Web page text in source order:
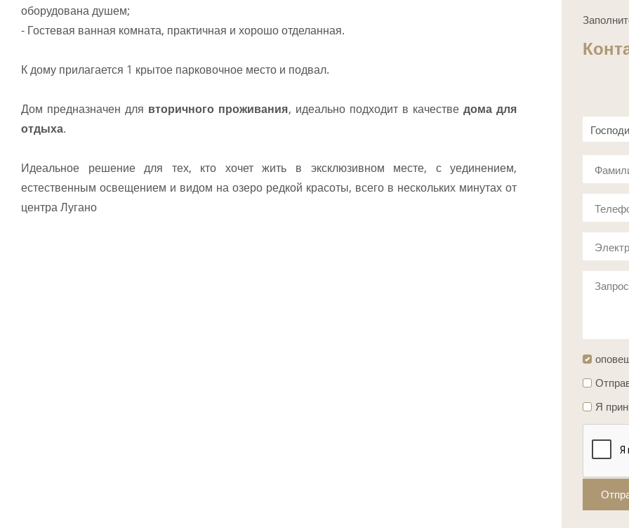
оборудована душем;
- Гостевая ванная комната, практичная и хорошо отделанная.
К дому прилагается 1 крытое парковочное место и подвал.
Дом предназначен для вторичного проживания, идеально подходит в качестведома для
отдыха.
Идеальное решение для тех, кто хочет жить в эксклюзивном месте, с уединением,
естественным освещением и видом на озеро редкой красоты, всего в нескольких минутах от
центра Лугано
Я